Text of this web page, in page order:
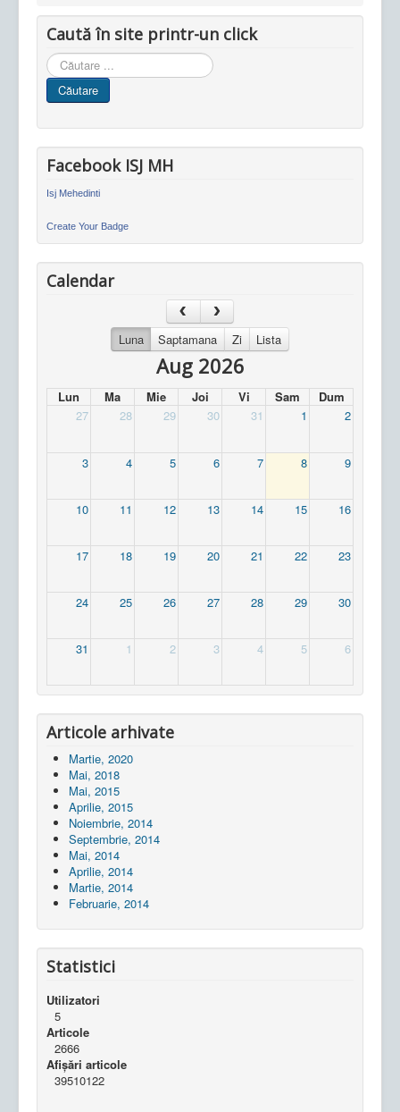
Caută în site printr-un click
Cauta
in
site
Căutare
Facebook ISJ MH
Isj Mehedinti
Create Your Badge
Calendar
Luna Saptamana Zi Lista
Aug 2026
Lun Ma Mie Joi Vi Sam
Dum
27
28 29 30 31 1 2
3 4 5 6 7 8 9
10 11 12 13 14 15 16
17 18 19 20 21 22 23
24 25 26 27 28 29 30
31 1 2 3 4 5 6
Articole arhivate
Martie, 2020
Mai, 2018
Mai, 2015
Aprilie, 2015
Noiembrie, 2014
Septembrie, 2014
Mai, 2014
Aprilie, 2014
Martie, 2014
Februarie, 2014
Statistici
Utilizatori
5
Articole
2666
Afișări articole
39510122